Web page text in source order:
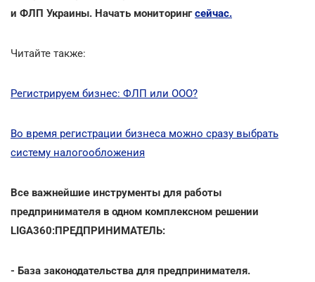
и ФЛП Украины. Начать мониторингсейчас.
Читайте также:
Регистрируем бизнес: ФЛП или ООО?
Во время регистрации бизнеса можно сразу выбрать
систему налогообложения
Все важнейшие инструменты для работы
предпринимателя в одном комплексном решении
LIGA360:ПРЕДПРИНИМАТЕЛЬ:
- База законодательства для предпринимателя.